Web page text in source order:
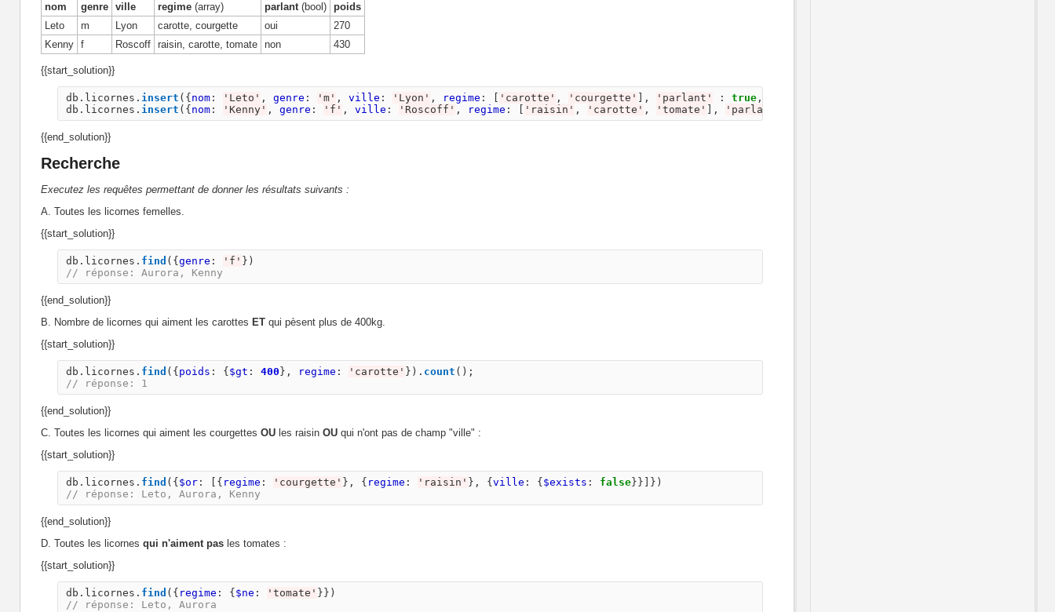
nom genre ville regime (array) parlant(bool) poids
Leto
m Lyon carotte, courgette oui
270
Kenny f Roscoff raisin, carotte, tomate non 430
{{start_solution}}
db . licornes . insert ({ nom: ' Leto ' , genre : ' m' , ville : ' Lyon ' , regime : ' carotte ' , ' courgette ' ], ' parlant ' : true,
db . licornes . insert ({ nom: ' Kenny' , genre : ' f ' , ville : ' Roscoff ' , regime : ' raisin ' , ' carotte ' , ' tomate ' ], ' parlant
{{end_solution}}
Recherche
Executez les requêtes permettant de donner les résultats suivants :
A. Toutes les licornes femelles.
{{start_solution}}
db . licornes . find ({ genre : ' f ' })
// réponse: Aurora, Kenny
{{end_solution}}
B. Nombre de licornes qui aiment les carottes ET qui pèsent plus de 400kg.
{{start_solution}}
db . licornes . find ({ poids : { $gt : 400 }, regime : ' carotte ' }). count ();
// réponse: 1
{{end_solution}}
C. Toutes les licornes qui aiment les courgettes OU les raisin OU qui n'ont pas de champ "ville" :
{{start_solution}}
db . licornes . find ({ $or: [{ regime : ' courgette ' }, { regime : ' raisin ' }, { ville : { $exists : false}}]})
// réponse: Leto, Aurora, Kenny
{{end_solution}}
D. Toutes les licornes qui n'aiment pas les tomates :
{{start_solution}}
db . licornes . find ({ regime : { $ne : ' tomate ' }})
// réponse: Leto, Aurora